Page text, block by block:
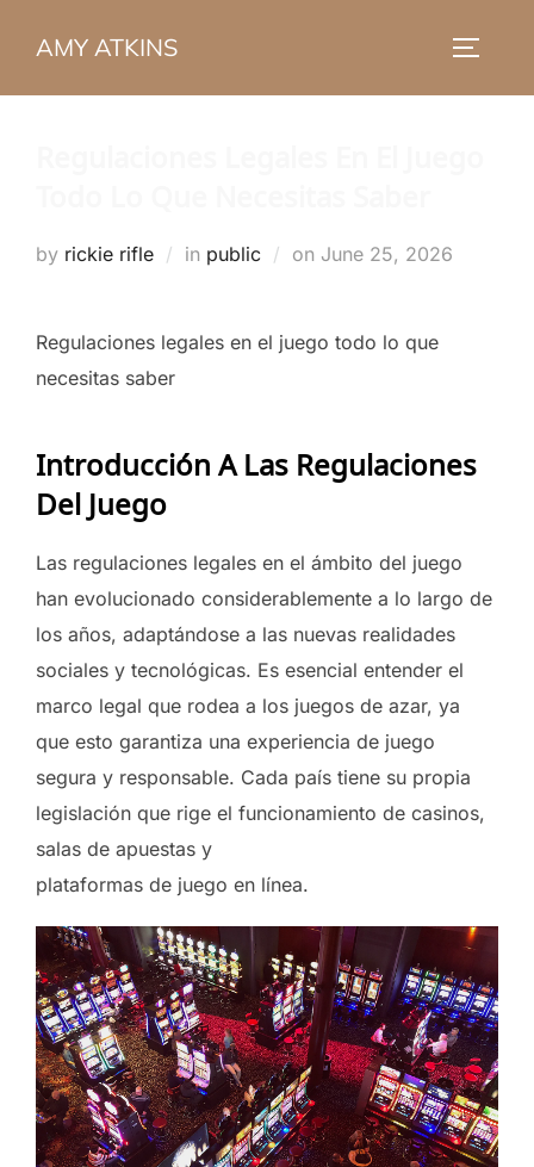
AMY ATKINS
by rickie rifle in public on Posted
June 25, 2026
Regulaciones legales en el juego todo lo que
necesitas saber
Introducción A Las Regulaciones
Del Juego
Las regulaciones legales en el ámbito del juego
han evolucionado considerablemente a lo largo de
los años, adaptándose a las nuevas realidades
sociales y tecnológicas. Es esencial entender el
marco legal que rodea a los juegos de azar, ya
que esto garantiza una experiencia de juego
segura y responsable. Cada país tiene su propia
legislación que rige el funcionamiento de casinos,
salas de apuestas y
plataformas de juego en línea.